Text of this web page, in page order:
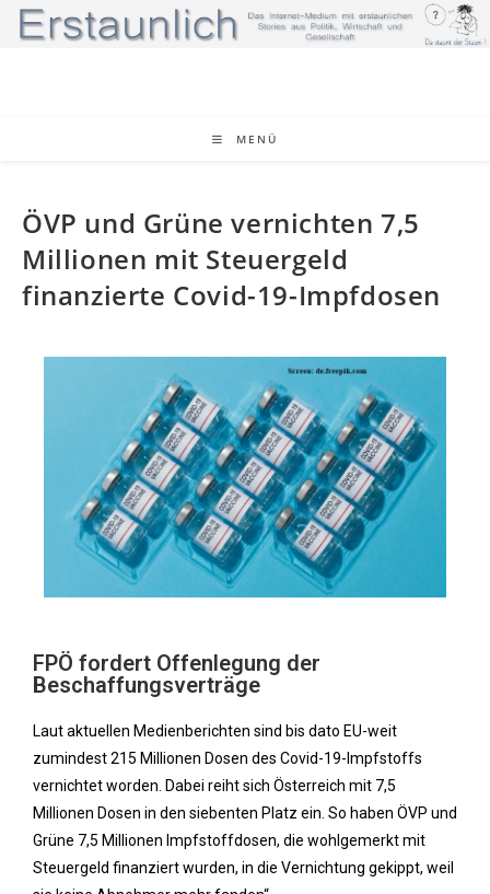
MENÜ
ÖVP und Grüne vernichten 7,5
Millionen mit Steuergeld
finanzierte Covid-19-Impfdosen
FPÖ fordert Offenlegung der
Beschaffungsverträge
Laut aktuellen Medienberichten sind bis dato EU-weit
zumindest 215 Millionen Dosen des Covid-19-Impfstoffs
vernichtet worden. Dabei reiht sich Österreich mit 7,5
Millionen Dosen in den siebenten Platz ein. So haben ÖVP und
Grüne 7,5 Millionen Impfstoffdosen, die wohlgemerkt mit
Steuergeld finanziert wurden, in die Vernichtung gekippt, weil